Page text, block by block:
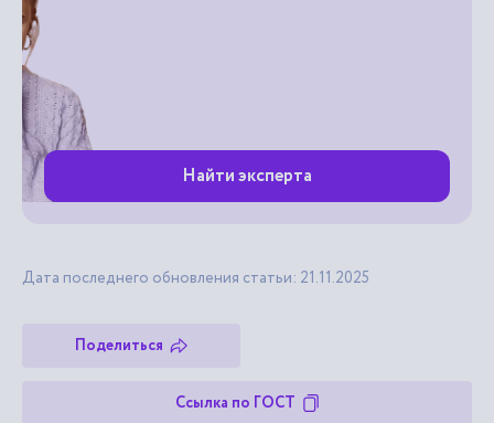
Найти эксперта
Дата последнего обновления статьи: 21.11.2025
Поделиться
Ссылка по ГОСТ